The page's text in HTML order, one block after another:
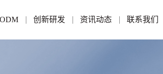
ODM 创新研发 资讯动态 联系我们